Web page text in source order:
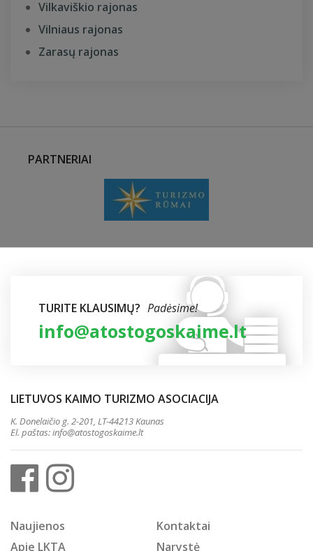
Vilkaviškio rajonas
Vilniaus rajonas
Zarasų rajonas
PARTNERIAI
TURITE KLAUSIMŲ? Padėsime!
info@atostogoskaime.lt
LIETUVOS KAIMO TURIZMO ASOCIACIJA
K. Donelaičio g. 2-201, LT-44213 Kaunas
El. paštas:info@atostogoskaime.lt
Naujienos
Kontaktai
Apie LKTA
Narystė